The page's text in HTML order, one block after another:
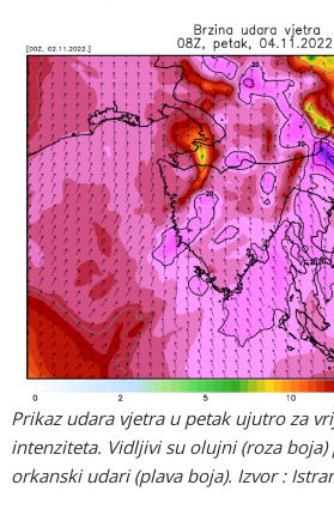
Prikaz udara vjetra u petak ujutro za
intenziteta. Vidljivi su olujni (roza boja)
orkanski udari (plava boja). Izvor :